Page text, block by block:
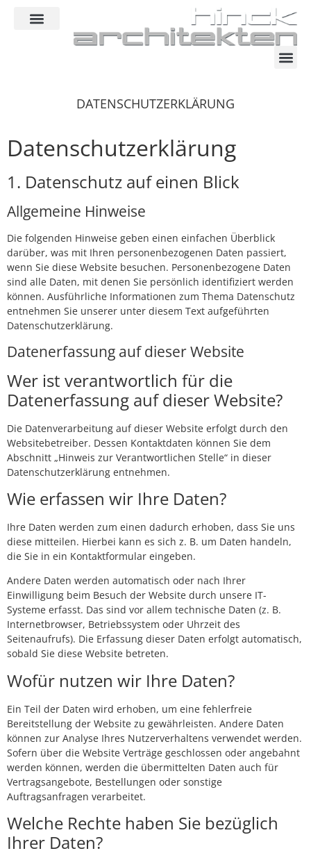
springen
DATENSCHUTZERKLÄRUNG
Datenschutz­erklärung
1. Datenschutz auf einen Blick
Allgemeine Hinweise
Die folgenden Hinweise geben einen einfachen Überblick
darüber, was mit Ihren personenbezogenen Daten passiert,
wenn Sie diese Website besuchen. Personenbezogene Daten
sind alle Daten, mit denen Sie persönlich identifiziert werden
können. Ausführliche Informationen zum Thema Datenschutz
entnehmen Sie unserer unter diesem Text aufgeführten
Datenschutzerklärung.
Datenerfassung auf dieser Website
Wer ist verantwortlich für die
Datenerfassung auf dieser Website?
Die Datenverarbeitung auf dieser Website erfolgt durch den
Websitebetreiber. Dessen Kontaktdaten können Sie dem
Abschnitt „Hinweis zur Verantwortlichen Stelle“ in dieser
Datenschutzerklärung entnehmen.
Wie erfassen wir Ihre Daten?
Ihre Daten werden zum einen dadurch erhoben, dass Sie uns
diese mitteilen. Hierbei kann es sich z. B. um Daten handeln,
die Sie in ein Kontaktformular eingeben.
Andere Daten werden automatisch oder nach Ihrer
Einwilligung beim Besuch der Website durch unsere IT-
Systeme erfasst. Das sind vor allem technische Daten (z. B.
Internetbrowser, Betriebssystem oder Uhrzeit des
Seitenaufrufs). Die Erfassung dieser Daten erfolgt automatisch,
sobald Sie diese Website betreten.
Wofür nutzen wir Ihre Daten?
Ein Teil der Daten wird erhoben, um eine fehlerfreie
Bereitstellung der Website zu gewährleisten. Andere Daten
können zur Analyse Ihres Nutzerverhaltens verwendet werden.
Sofern über die Website Verträge geschlossen oder angebahnt
werden können, werden die übermittelten Daten auch für
Vertragsangebote, Bestellungen oder sonstige
Auftragsanfragen verarbeitet.
Welche Rechte haben Sie bezüglich
Ihrer Daten?